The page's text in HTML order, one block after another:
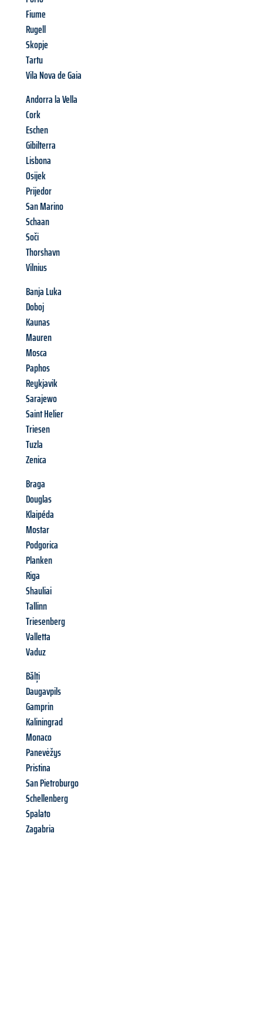
Fiume
Rugell
Skopje
Tartu
Vila Nova de Gaia
Andorra la Vella
Cork
Eschen
Gibilterra
Lisbona
Osijek
Prijedor
San Marino
Schaan
Soči
Thorshavn
Vilnius
Banja Luka
Doboj
Kaunas
Mauren
Mosca
Paphos
Reykjavik
Sarajewo
Saint Helier
Triesen
Tuzla
Zenica
Braga
Douglas
Klaipéda
Mostar
Podgorica
Planken
Riga
Shauliai
Tallinn
Triesenberg
Valletta
Vaduz
Bălți
Daugavpils
Gamprin
Kaliningrad
Monaco
Panevėžys
Pristina
San Pietroburgo
Schellenberg
Spalato
Zagabria